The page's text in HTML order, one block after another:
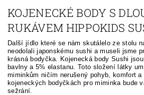
KOJENECKÉ BODY S
RUKÁVEM HIPPOKIDS
Další jídlo které se nám skutálelo ze stolu
neodolali japonskému sushi a museli jsme
krásná bodyčka. Kojenecká body Sushi
bavlny a 5% elastanu. Toto složení látky
miminkům ničím nerušený pohyb, komfort
kojeneckých bodyčkách pro miminka bude
sežrání.